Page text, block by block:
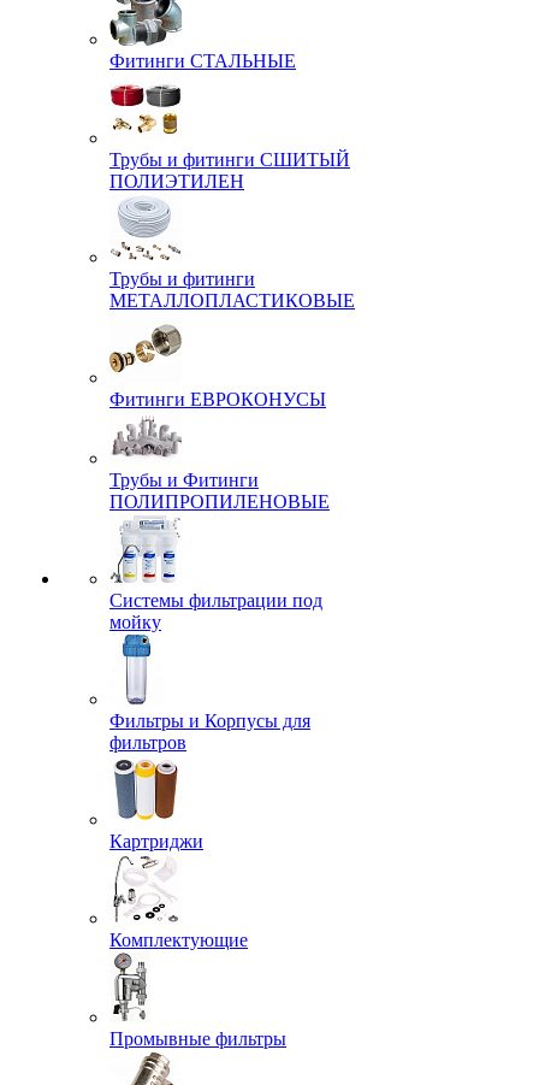
Фитинги СТАЛЬНЫЕ
Трубы и фитинги СШИТЫЙ
ПОЛИЭТИЛЕН
Трубы и фитинги
МЕТАЛЛОПЛАСТИКОВЫЕ
Фитинги ЕВРОКОНУСЫ
Трубы и Фитинги
ПОЛИПРОПИЛЕНОВЫЕ
Системы фильтрации под
мойку
Фильтры и Корпусы для
фильтров
Картриджи
Комплектующие
Промывные фильтры